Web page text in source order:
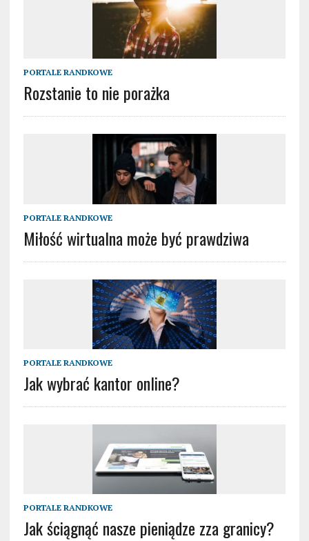
PORTALE RANDKOWE
Rozstanie to nie porażka
PORTALE RANDKOWE
Miłość wirtualna może być prawdziwa
PORTALE RANDKOWE
Jak wybrać kantor online?
PORTALE RANDKOWE
Jak ściągnąć nasze pieniądze zza granicy?